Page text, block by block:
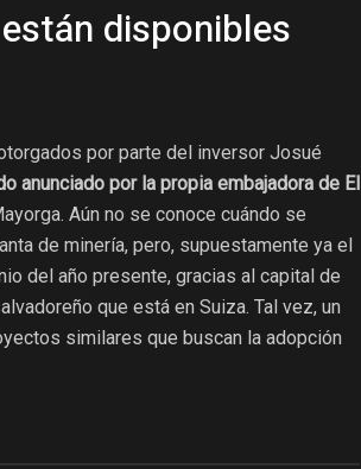
disponibles
por parte del inversor Josué
anunciado por la propia embajadora de El
Aún no se conoce cuándo se
de minería, pero, supuestamente ya el
del año presente, gracias al capital de
que está en Suiza. Tal vez, un
similares que buscan la adopción